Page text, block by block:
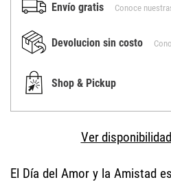
Envío gratis Conoce
Devolucion sin costo
Shop & Pickup
Ver
El Día del Amor y la Amistad